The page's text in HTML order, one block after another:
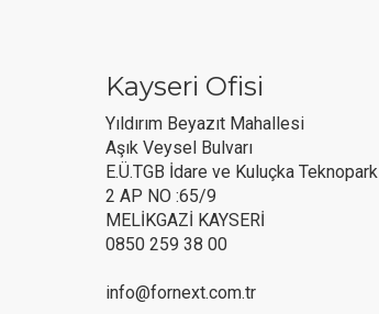
Kayseri Ofisi
Yıldırım Beyazıt Mahallesi
Aşık Veysel Bulvarı
E.Ü.TGB İdare ve Kuluçka Teknopark
2 AP NO :65/9
MELİKGAZİ KAYSERİ
0850 259 38 00
info@fornext.com.tr